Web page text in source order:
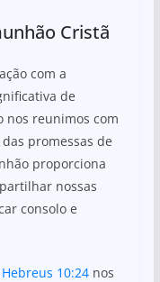
Cristã
com a
de
nos reunimos com
promessas de
proporciona
nossas
consolo e
Hebreus 10:24nos